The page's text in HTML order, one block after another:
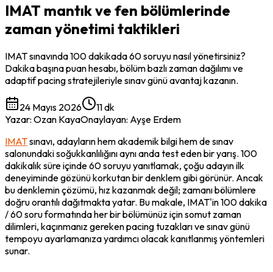
IMAT mantık ve fen bölümlerinde
zaman yönetimi taktikleri
IMAT sınavında 100 dakikada 60 soruyu nasıl yönetirsiniz?
Dakika başına puan hesabı, bölüm bazlı zaman dağılımı ve
adaptif pacing stratejileriyle sınav günü avantaj kazanın.
24 Mayıs 2026
11 dk
Yazar: Ozan KayaOnaylayan: Ayşe Erdem
IMAT sınavı, adayların hem akademik bilgi hem de sınav
salonundaki soğukkanlılığını aynı anda test eden bir yarış. 100
dakikalık süre içinde 60 soruyu yanıtlamak, çoğu adayın ilk
deneyiminde gözünü korkutan bir denklem gibi görünür. Ancak
bu denklemin çözümü, hız kazanmak değil; zamanı bölümlere
doğru orantılı dağıtmakta yatar. Bu makale, IMAT'in 100 dakika
/ 60 soru formatında her bir bölümünüz için somut zaman
dilimleri, kaçınmanız gereken pacing tuzakları ve sınav günü
tempoyu ayarlamanıza yardımcı olacak kanıtlanmış yöntemleri
sunar.